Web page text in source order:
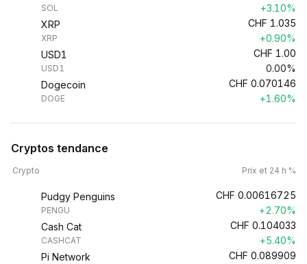
SOL
+3.10%
XRP
XRP
CHF 1.035
+0.90%
USD1
USD1
CHF 1.00
0.00%
Dogecoin
DOGE
CHF 0.070146
+1.60%
Cryptos tendance
Crypto Prix et 24 h %
Pudgy Penguins
PENGU
CHF 0.00616725
+2.70%
Cash Cat
CASHCAT
CHF 0.104033
+5.40%
Pi Network
CHF 0.089909